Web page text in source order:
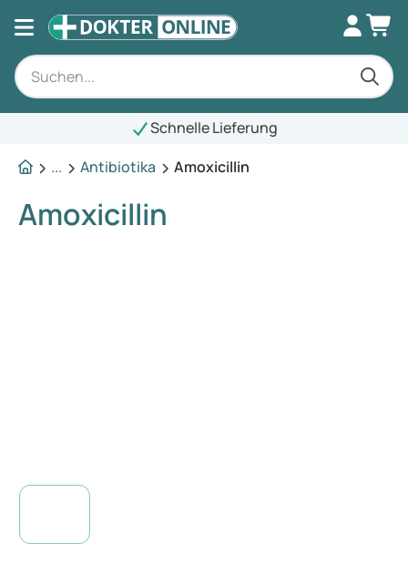
Schnelle Lieferung
...
Antibiotika Amoxicillin
Amoxicillin